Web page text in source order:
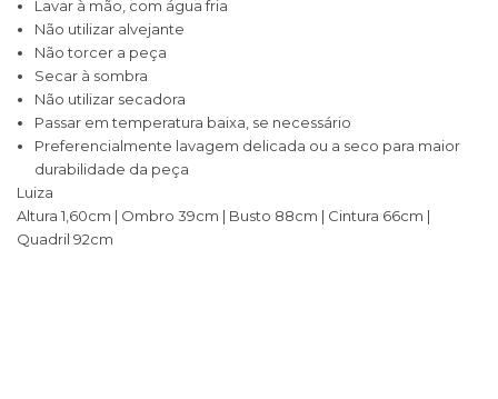
Lavar à mão, com água fria
Não utilizar alvejante
Não torcer a peça
Secar à sombra
Não utilizar secadora
Passar em temperatura baixa, se necessário
Preferencialmente lavagem delicada ou a seco para maior
durabilidade da peça
Luiza
Altura 1,60cm | Ombro 39cm | Busto 88cm | Cintura 66cm |
Quadril 92cm